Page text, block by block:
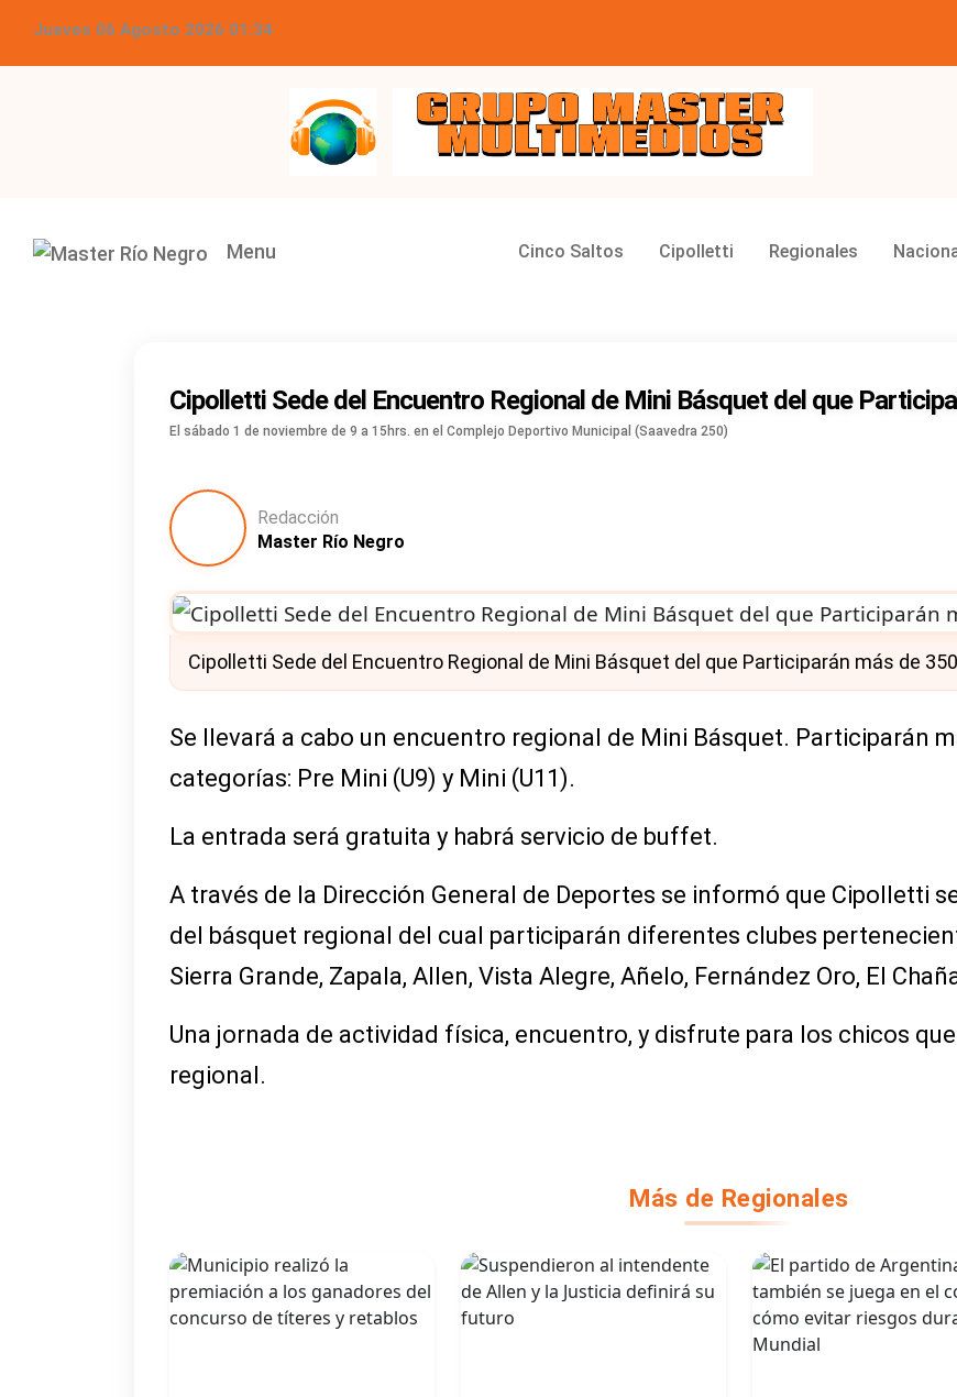
Jueves 06 Agosto 2026 01:34
Grupo Master Multimedios
Menu Cinco Saltos Cipolletti Regionales
Cipolletti Sede del Encuentro Regional de Mini Básquet del que
El sábado 1 de noviembre de 9 a 15hrs. en el Complejo Deportivo Municipal (Saavedra 250)
Redacción
Master Río Negro
Cipolletti Sede del Encuentro Regional de Mini Básquet del que Participarán más de
Se llevará a cabo un encuentro regional de Mini Básquet. Participarán
categorías: Pre Mini (U9) y Mini (U11).
La entrada será gratuita y habrá servicio de buffet.
A través de la Dirección General de Deportes se informó que Cipolletti
del básquet regional del cual participarán diferentes clubes
Sierra Grande, Zapala, Allen, Vista Alegre, Añelo, Fernández Oro, El
Una jornada de actividad física, encuentro, y disfrute para los chicos
regional.
Más de Regionales